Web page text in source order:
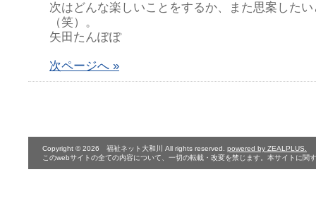
次はどんな楽しいことをするか、また思案した
（笑）。
矢田たんぽぽ
次ページへ »
Copyright © 2026 福祉ネット大和川 All rights reserved. powered by ZEALPLUS.
このwebサイトの全ての内容について、一切の転載・改変を禁じます。本サイトに関